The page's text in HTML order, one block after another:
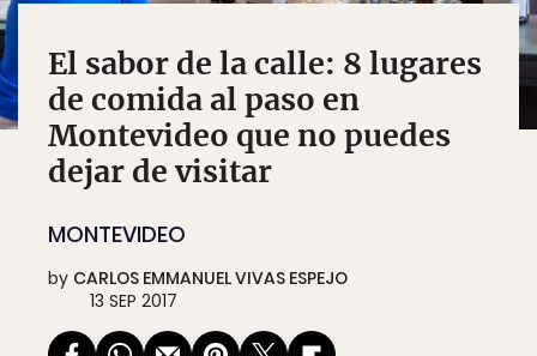
El sabor de la calle: 8 lugares
de comida al paso en
Montevideo que no puedes
dejar de visitar
MONTEVIDEO
by CARLOS EMMANUEL VIVAS ESPEJO
13 SEP 2017